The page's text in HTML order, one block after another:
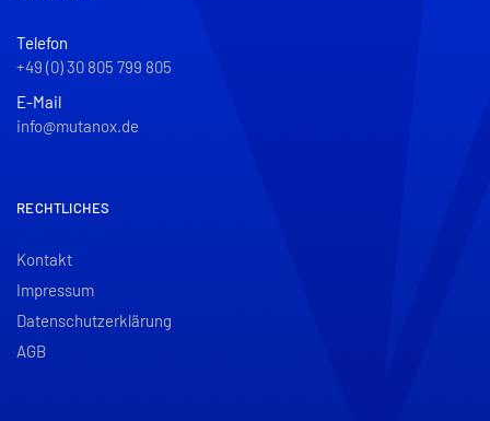
Telefon
+49 (0) 30 805 799 805
E-Mail
info@mutanox.de
RECHTLICHES
Kontakt
Impressum
Datenschutzerklärung
AGB